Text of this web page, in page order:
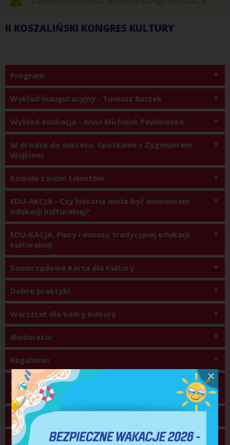
II KOSZALIŃSKI KONGRES KULTURY
Program
Wykład inauguracyjny - Tomasz Raczek
Wykład edukacja - Anna Michalak Pawłowska
W drodze do sukcesu. Spotkanie z Zygmuntem
Wujkiem
Kowale z kuźni talentów
EDU-AKCJA - Czy historia może być elementem
edukacji kulturalnej?
EDU-KACJA. Plusy i minusy tradycyjnej edukacji
kulturalnej
Samorządowa Karta dla Kultury
Dobre praktyki
Warsztat dla kadry kultury
Moderator
Regulamin
Rejestracja zakończona. Na wykład otwarcia i
panele dyskusyjne wstęp wolny
Podsumowanie
Podziękowania